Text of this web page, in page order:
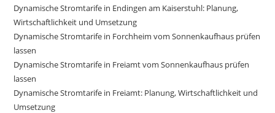
Dynamische Stromtarife in Endingen am Kaiserstuhl: Planung,
Wirtschaftlichkeit und Umsetzung
Dynamische Stromtarife in Forchheim vom Sonnenkaufhaus prüfen
lassen
Dynamische Stromtarife in Freiamt vom Sonnenkaufhaus prüfen
lassen
Dynamische Stromtarife in Freiamt: Planung, Wirtschaftlichkeit und
Umsetzung